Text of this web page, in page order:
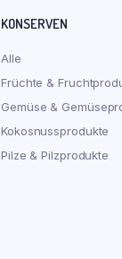
KONSERVEN
Alle
Früchte &
Gemüse &
Kokosnussprodukte
Pilze & Pilzprodukte